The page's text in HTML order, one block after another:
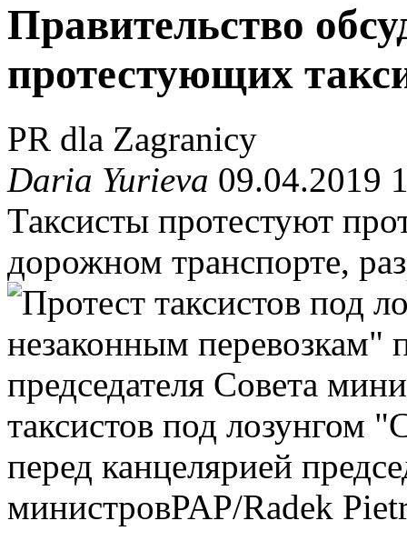
Правительство
протестующих
PR dla Zagranicy
Daria Yurieva 09.04.2019
Таксисты протестуют
дорожном транспорте,
таксистов под лозунгом
перед канцелярией
министровPAP/Radek